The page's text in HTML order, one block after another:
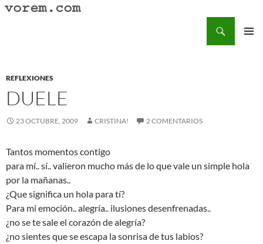
Saltar
REFLEXIONES
DUELE
23 OCTUBRE, 2009 CRISTINA! 2 COMENTARIOS
Tantos momentos contigo
para mí.. sí.. valieron mucho más de lo que vale un simple hola
por la mañanas..
¿Que significa un hola para tí?
Para mi emoción.. alegría.. ilusiones desenfrenadas..
¿no se te sale el corazón de alegría?
¿no sientes que se escapa la sonrisa de tus labios?